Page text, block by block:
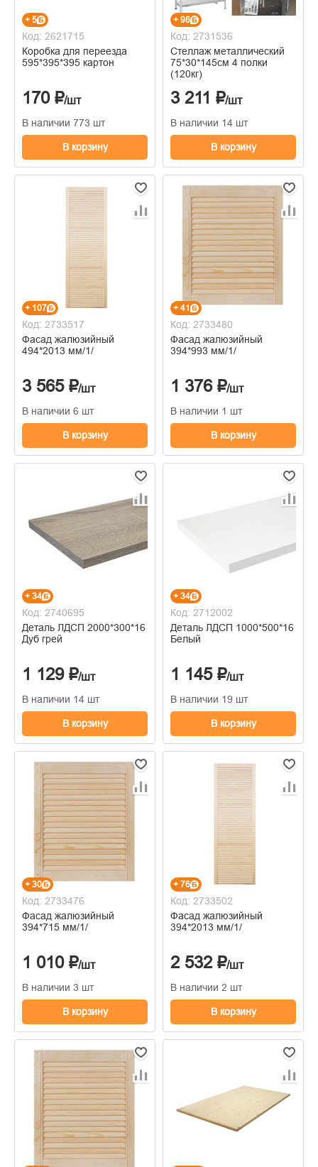
+ 5
Код: 2621715
Коробка для переезда
595*395*395 картон
170 ₽/шт
В наличии 773 шт
В корзину
+ 96
Код: 2731536
Стеллаж металлический
75*30*145см 4 полки
(120кг)
3 211 ₽/шт
В наличии 14 шт
В корзину
+ 107
Код: 2733517
Фасад жалюзийный
494*2013 мм/1/
3 565 ₽/шт
В наличии 6 шт
В корзину
+ 41
Код: 2733480
Фасад жалюзийный
394*993 мм/1/
1 376 ₽/шт
В наличии 1 шт
В корзину
+ 34
Код: 2740695
Деталь ЛДСП 2000*300*16
Дуб грей
1 129 ₽/шт
В наличии 14 шт
В корзину
+ 34
Код: 2712002
Деталь ЛДСП 1000*500*16
Белый
1 145 ₽/шт
В наличии 19 шт
В корзину
+ 30
Код: 2733476
Фасад жалюзийный
394*715 мм/1/
1 010 ₽/шт
В наличии 3 шт
В корзину
+ 76
Код: 2733502
Фасад жалюзийный
394*2013 мм/1/
2 532 ₽/шт
В наличии 2 шт
В корзину